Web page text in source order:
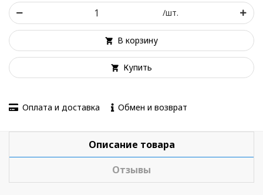
/шт.
В корзину
Купить
Оплата и доставка Обмен и возврат
Описание товара
Отзывы